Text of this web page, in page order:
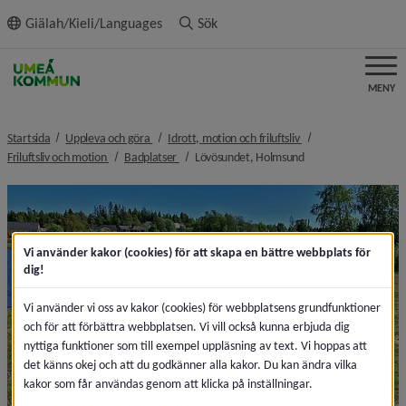
innehållet
Giälah/Kieli/Languages Sök
MENY
Startsida Uppleva och göra nivå i brödsmulenavigeringen
Idrott, motion och friluftsliv nivå i
Friluftsliv och motion nivå i brödsmulenavigeringen
Badplatser nivå i brödsmulenavigeringen
Lövösundet, Holmsundnivå i
Vi använder kakor (cookies) för att skapa en bättre webbplats för
dig!
Vi använder vi oss av kakor (cookies) för webbplatsens grundfunktioner
och för att förbättra webbplatsen. Vi vill också kunna erbjuda dig
nyttiga funktioner som till exempel uppläsning av text. Vi hoppas att
det känns okej och att du godkänner alla kakor. Du kan ändra vilka
kakor som får användas genom att klicka på inställningar.